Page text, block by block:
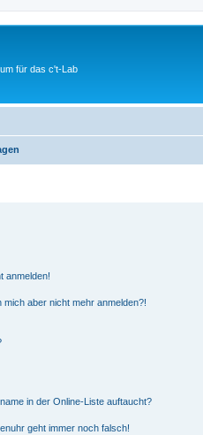
für das c't-Lab
anmelden!
aber nicht mehr anmelden?!
in der Online-Liste auftaucht?
geht immer noch falsch!